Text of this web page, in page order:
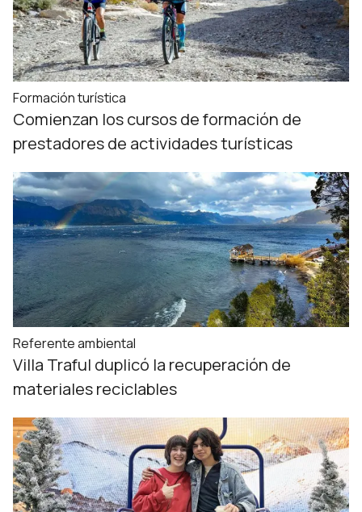
Formación turística
Comienzan los cursos de formación de
prestadores de actividades turísticas
Referente ambiental
Villa Traful duplicó la recuperación de
materiales reciclables